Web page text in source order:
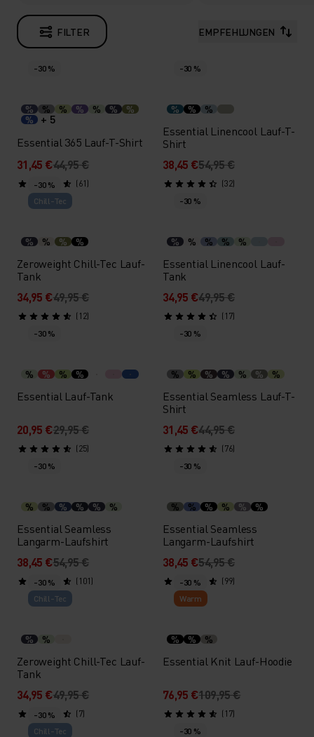
FILTER EMPFEHLUNGEN
-30 %
% % % % % %
%
%
+ 5
Essential 365 Lauf-T-Shirt
31,45 €44,95 €
(61)
-30 %
% % %
Essential Linencool Lauf-T-
Shirt
38,45 €54,95 €
(32)
-30 %
Chill-Tec
% % % %
Zeroweight Chill-Tec Lauf-
Tank
34,95 €49,95 €
(12)
-30 %
% % % % %
Essential Linencool Lauf-
Tank
34,95 €49,95 €
(17)
-30 %
% % % %
Essential Lauf-Tank
20,95 €29,95 €
(25)
-30 %
% % % % % % %
Essential Seamless Lauf-T-
Shirt
31,45 €44,95 €
(76)
-30 %
% % % % % %
Essential Seamless
Langarm-Laufshirt
38,45 €54,95 €
(101)
-30 %
% % % % % %
Essential Seamless
Langarm-Laufshirt
38,45 €54,95 €
(99)
-30 %
Chill-Tec
% %
Zeroweight Chill-Tec Lauf-
Tank
34,95 €49,95 €
(7)
-30 %
Warm
% % %
Essential Knit Lauf-Hoodie
76,95 €109,95 €
(17)
-30 %
Chill-Tec
-30 %